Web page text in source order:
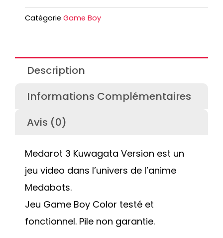
Catégorie Game Boy
Description
Informations Complémentaires
Avis (0)
Medarot 3 Kuwagata Version est un
jeu video dans l’univers de l’anime
Medabots.
Jeu Game Boy Color testé et
fonctionnel. Pile non garantie.